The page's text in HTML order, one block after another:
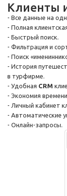
Клиенты
- Все данные на
- Полная
- Быстрый поиск.
- Фильтрация и
- Поиск
- История
в турфирме.
- Удобная CRM
- Экономия
- Личный кабинет
- Автоматические
- Онлайн-запросы.